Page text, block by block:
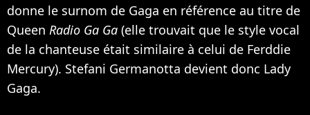
donne le surnom de Gaga en référence au titre de
Queen Radio Ga Ga (elle trouvait que le style vocal
de la chanteuse était similaire à celui de Ferddie
Mercury). Stefani Germanotta devient donc Lady
Gaga.